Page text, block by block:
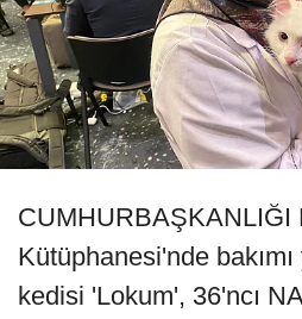
CUMHURBAŞKANLIĞI
Kütüphanesi'nde
kedisi 'Lokum', 36'ncı